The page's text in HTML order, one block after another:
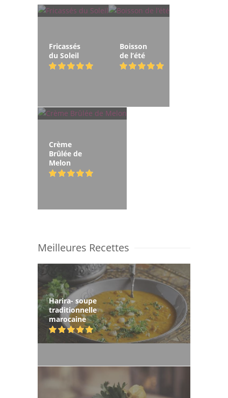
Fricassés
du Soleil
Boisson
de l’été
Crème
Brûlée de
Melon
Meilleures Recettes
Harira- soupe
traditionnelle
marocaine